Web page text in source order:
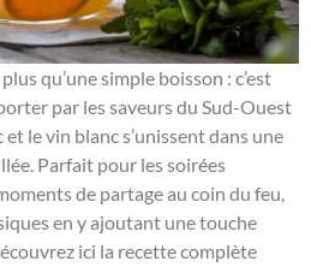
qu’une simple boisson : c’est
par les saveurs du Sud-Ouest
et le vin blanc s’unissent dans une
Parfait pour les soirées
de partage au coin du feu,
en y ajoutant une touche
ici la recette complète